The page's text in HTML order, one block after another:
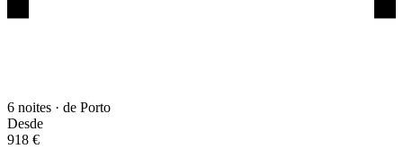
6 noites · de Porto
Desde
918 €